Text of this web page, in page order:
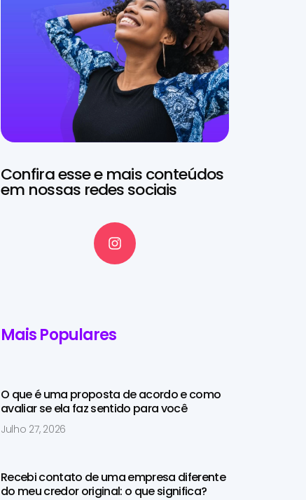
Confira esse e mais conteúdos
em nossas redes sociais
Mais Populares
O que é uma proposta de acordo e como
avaliar se ela faz sentido para você
Julho 27, 2026
Recebi contato de uma empresa diferente
do meu credor original: o que significa?